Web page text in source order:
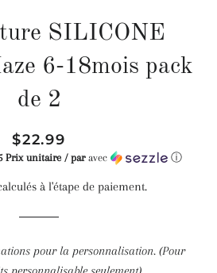
SILICONE
6-18mois pack
de 2
Prix
régulier
Prix
réduit
$22.99
Prix unitaire / paravec ⓘ
à l'étape de paiement.
pour la personnalisation. (Pour